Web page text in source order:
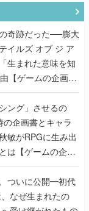
奇跡だった──膨大
イルズ オブ ジ ア
生まれた意味を知
【ゲームの企画
ング」させるの
企画書とキャラ
敏がRPGに生み出
は【ゲームの企画
ついに公開━初代
なぜ生まれたの